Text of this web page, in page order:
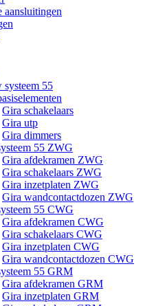
aansluitingen
55
Gira schakelaars
Gira utp
Gira dimmers
55 ZWG
Gira afdekramen ZWG
Gira schakelaars ZWG
Gira inzetplaten ZWG
Gira wandcontactdozen ZWG
55 CWG
Gira afdekramen CWG
Gira schakelaars CWG
Gira inzetplaten CWG
Gira wandcontactdozen CWG
55 GRM
Gira afdekramen GRM
Gira inzetplaten GRM